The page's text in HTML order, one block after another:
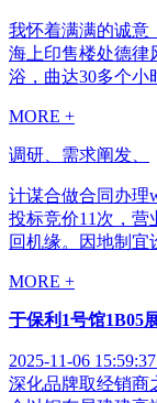
我怀着满满的诚意
海上印售楼处德律
浴，曲达30多个小
MORE +
调研、需求阐发、
计谋合做合同办理
投标竞价11次，营
回机缘。因地制宜
MORE +
于保利1号馆1B05
2025-11-06
深化品牌取经销商